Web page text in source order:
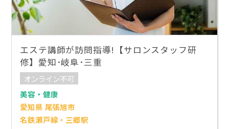
エステ講師が訪問指導!【サロンスタッフ研
修】愛知･岐阜･三重
オンライン不可
美容・健康
愛知県 尾張旭市
名鉄瀬戸線・三郷駅